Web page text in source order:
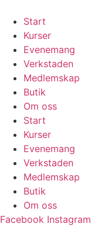
innehåll
Start
Kurser
Evenemang
Verkstaden
Medlemskap
Butik
Om oss
Start
Kurser
Evenemang
Verkstaden
Medlemskap
Butik
Om oss
Facebook Instagram